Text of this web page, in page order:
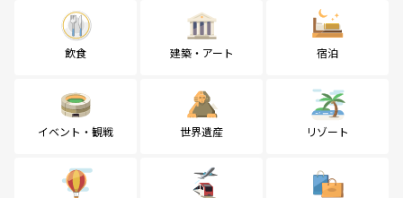
飲食 建築・アート 宿泊
イベント・観戦 世界遺産 リゾート